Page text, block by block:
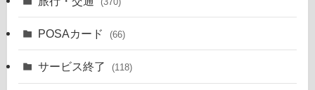
POSAカード (66)
サービス終了 (118)